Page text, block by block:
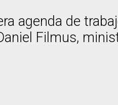
agenda de
Filmus,